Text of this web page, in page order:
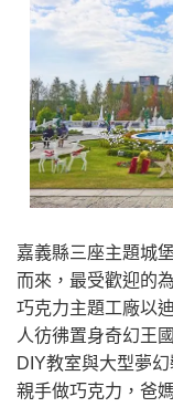
嘉義縣三座主題城
而來，最受歡迎的
巧克力主題工廠以
人彷彿置身奇幻王
DIY教室與大型夢
親手做巧克力，爸